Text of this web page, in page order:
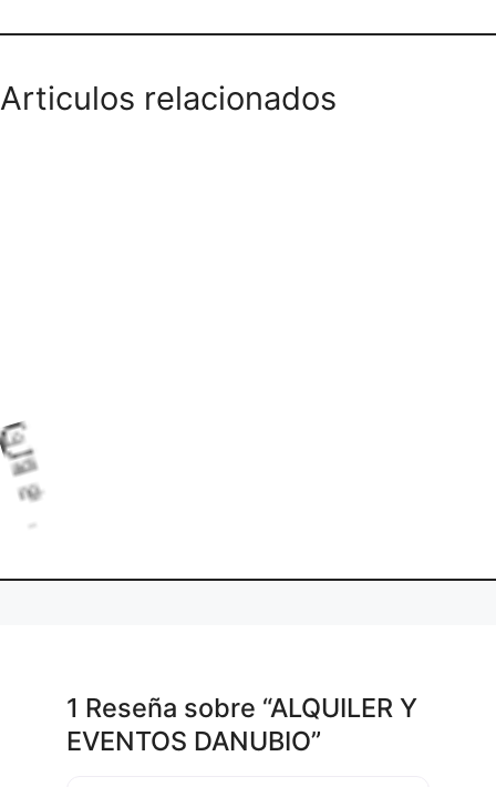
Articulos relacionados
L
o
d
i
g
.
1 Reseña sobre “ALQUILER Y
EVENTOS DANUBIO”